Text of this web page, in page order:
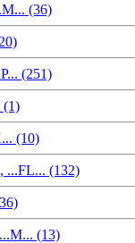
(36)
(251)
(1)
(10)
...FL... (132)
(13)